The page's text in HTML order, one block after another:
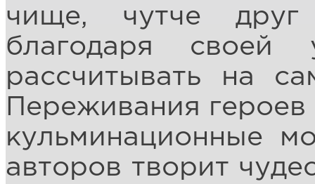
чище, чутче друг
благодаря своей
рассчитывать на
Переживания
кульминационные
авторов творит